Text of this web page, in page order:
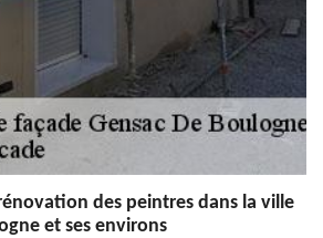
des peintres dans la ville
et ses environs